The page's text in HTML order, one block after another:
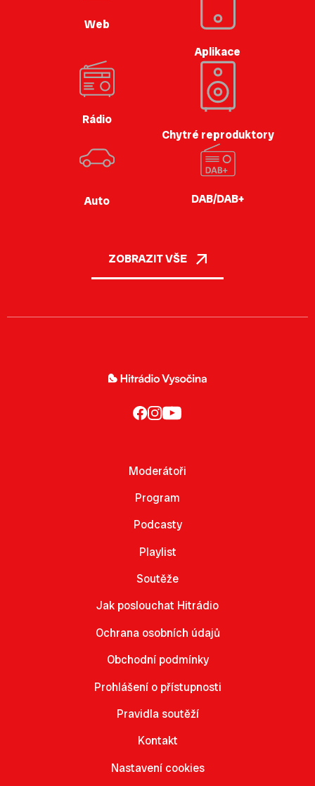
Web
Aplikace
Rádio
Chytré reproduktory
Auto DAB/DAB+
ZOBRAZIT VŠE
Moderátoři
Program
Podcasty
Playlist
Soutěže
Jak poslouchat Hitrádio
Ochrana osobních údajů
Obchodní podmínky
Prohlášení o přístupnosti
Pravidla soutěží
Kontakt
Nastavení cookies